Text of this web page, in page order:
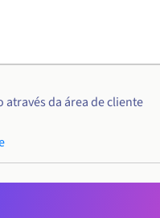
através da área de cliente